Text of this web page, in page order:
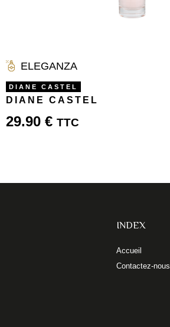
ELEGANZA
DIANE CASTEL
DIANE CASTEL
29.90 € TTC
INDEX
Accueil
Contactez-nous